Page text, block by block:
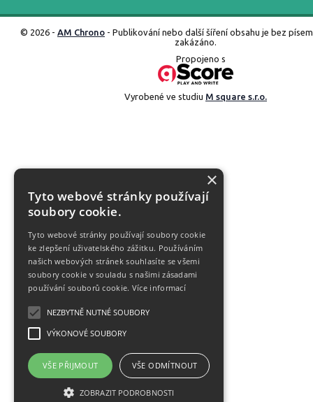
© 2026 - AM Chrono - Publikování nebo další šíření obsahu je bez
zakázáno.
Propojeno s
Vyrobené ve studiu M square s.r.o.
×
Tyto webové stránky používají
soubory cookie.
Tyto webové stránky používají soubory cookie
ke zlepšení uživatelského zážitku. Používáním
našich webových stránek souhlasíte se všemi
soubory cookie v souladu s našimi zásadami
používání souborů cookie. Více informací
NEZBYTNĚ NUTNÉ SOUBORY
VÝKONOVÉ SOUBORY
VŠE PŘIJMOUT VŠE ODMÍTNOUT
ZOBRAZIT PODROBNOSTI